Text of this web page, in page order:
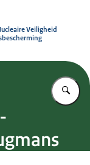
Veiligheid